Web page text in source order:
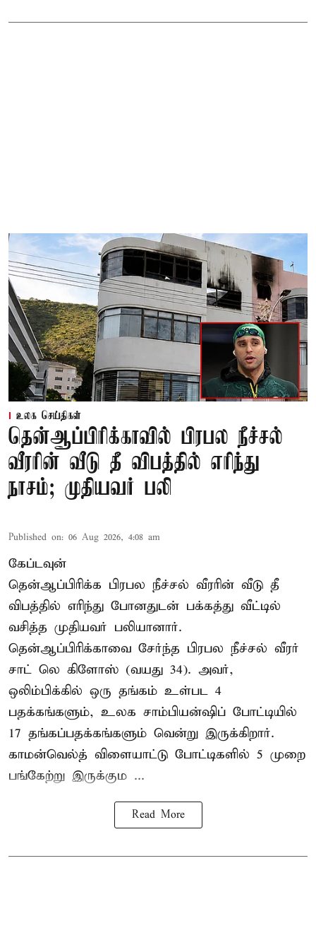
உலக செய்திகள்
தென்ஆப்பிரிக்காவில் பிரபல நீச்சல்
வீரரின் வீடு தீ விபத்தில் எரிந்து
நாசம்; முதியவர் பலி
Published on: 06 Aug 2026, 4:08 am
கேப்டவுன்
தென்ஆப்பிரிக்க பிரபல நீச்சல் வீரரின் வீடு தீ
விபத்தில் எரிந்து போனதுடன் பக்கத்து வீட்டில்
வசித்த முதியவர் பலியானார்.
தென்ஆப்பிரிக்காவை சேர்ந்த பிரபல நீச்சல் வீரர்
சாட் லெ கிளோஸ் (வயது 34). அவர்,
ஒலிம்பிக்கில் ஒரு தங்கம் உள்பட 4
பதக்கங்களும், உலக சாம்பியன்ஷிப் போட்டியில்
17 தங்கப்பதக்கங்களும் வென்று இருக்கிறார்.
காமன்வெல்த் விளையாட்டு போட்டிகளில் 5 முறை
பங்கேற்று இருக்கும ...
Read More